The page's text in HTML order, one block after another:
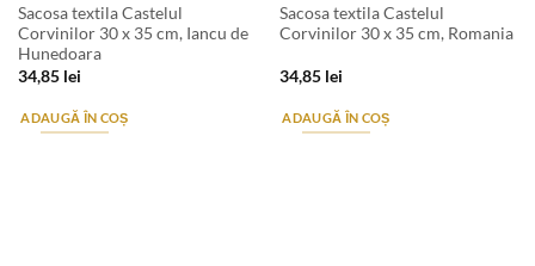
Sacosa textila Castelul
Corvinilor 30 x 35 cm, Iancu de
Hunedoara
34,85 lei
ADAUGĂ ÎN COȘ
Sacosa textila Castelul
Corvinilor 30 x 35 cm, Romania
34,85 lei
ADAUGĂ ÎN COȘ